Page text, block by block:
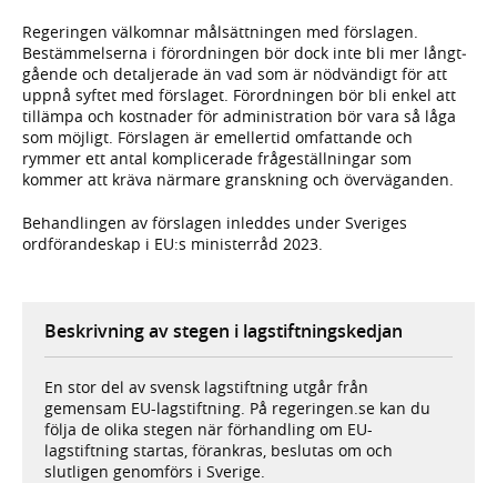
Regeringen välkomnar mål­sätt­ningen med förslagen.
Bestäm­melserna i förord­ningen bör dock inte bli mer långt­
gående och detalje­rade än vad som är nöd­vändigt för att
uppnå syftet med för­slaget. Förord­ningen bör bli enkel att
tillämpa och kostnader för administra­tion bör vara så låga
som möjligt. Förslagen är emellertid omfat­tande och
rymmer ett antal kompli­cerade fråge­ställningar som
kommer att kräva närmare gransk­ning och över­väganden.
Behandlingen av förslagen inleddes under Sveriges
ordförande­skap i EU:s ministerråd 2023.
Beskrivning av stegen i lagstiftningskedjan
En stor del av svensk lagstiftning utgår från
gemensam EU-lagstiftning. På regeringen.se kan du
följa de olika stegen när förhandling om EU-
lagstiftning startas, förankras, beslutas om och
slutligen genomförs i Sverige.